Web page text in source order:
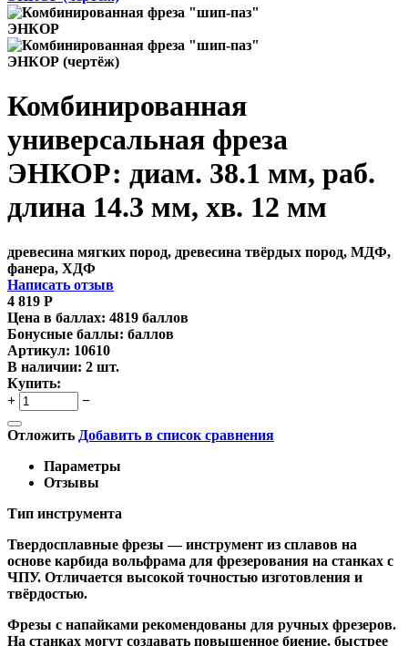
Комбинированная
универсальная фреза
ЭНКОР: диам. 38.1 мм, раб.
длина 14.3 мм, хв. 12 мм
древесина мягких пород, древесина твёрдых пород, МДФ,
фанера, ХДФ
Написать отзыв
4 819 Р
Цена в баллах: 4819 баллов
Бонусные баллы: баллов
Артикул: 10610
В наличии: 2 шт.
Купить:
+
−
Отложить Добавить в список сравнения
Параметры
Отзывы
Тип инструмента
Твердосплавные фрезы — инструмент из сплавов на
основе карбида вольфрама для фрезерования на станках с
ЧПУ. Отличается высокой точностью изготовления и
твёрдостью.
Фрезы с напайками рекомендованы для ручных фрезеров.
На станках могут создавать повышенное биение, быстрее